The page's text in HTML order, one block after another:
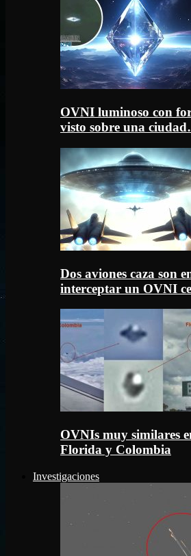
OVNI luminoso con
visto sobre una
Dos aviones caza son
interceptar un OVNI
OVNIs muy similares
Florida y Colombia
Investigaciones